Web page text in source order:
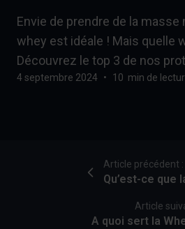
Envie de prendre de la masse
whey est idéale ! Mais quelle
Découvrez le top 3 de nos
4 septembre 2024 • 10 min de
Article précédent :
Qu’est-ce que
Article
A quoi sert la